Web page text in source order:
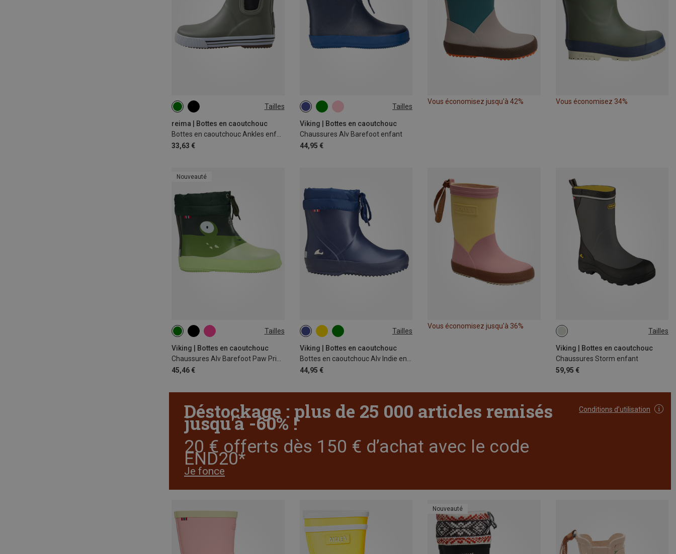
Tailles
reima | Bottes en caoutchouc
33,63 €
Tailles
Viking | Bottes en caoutchouc
Chaussures Alv Barefoot enfant
44,95 €
Vous économisez jusqu'à 42% Vous économisez 34%
Nouveauté
Tailles
Viking | Bottes en caoutchouc
Chaussures Alv Barefoot Paw Print enfant
45,46 €
Tailles
Viking | Bottes en caoutchouc
Bottes en caoutchouc Alv Indie enfant
44,95 €
Vous économisez jusqu'à 36%
Tailles
Viking | Bottes en caoutchouc
Chaussures Storm enfant
59,95 €
Conditions d’utilisation
Déstockage : plus de 25 000 articles remisés
jusqu'à -60% !
20 € offerts dès 150 € d’achat avec le code
END20*
Je fonce
Nouveauté